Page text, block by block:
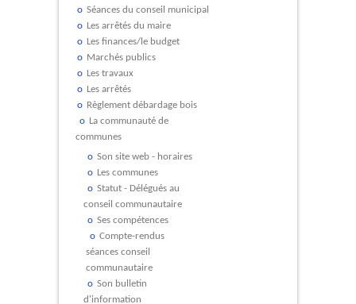
Séances du conseil municipal
Les arrêtés du maire
Les finances/le budget
Marchés publics
Les travaux
Les arrêtés
Règlement débardage bois
La communauté de
communes
Son site web - horaires
Les communes
Statut - Délégués au
conseil communautaire
Ses compétences
Compte-rendus
séances conseil
communautaire
Son bulletin
d'information